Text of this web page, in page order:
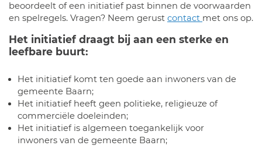
beoordeelt of een initiatief past binnen de voorwaarden
en spelregels. Vragen? Neem gerust contact met ons op.
Het initiatief draagt bij aan een sterke en
leefbare buurt:
Het initiatief komt ten goede aan inwoners van de
gemeente Baarn;
Het initiatief heeft geen politieke, religieuze of
commerciële doeleinden;
Het initiatief is algemeen toegankelijk voor
inwoners van de gemeente Baarn;